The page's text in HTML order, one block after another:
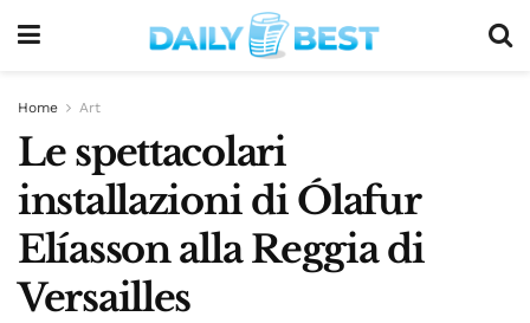
Home Art
Le spettacolari
installazioni di Ólafur
Elíasson alla Reggia di
Versailles